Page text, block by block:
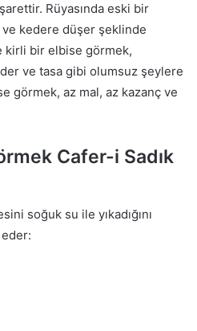
Rüyasında eski bir
ve kedere düşer şeklinde
kirli bir elbise görmek,
ve tasa gibi olumsuz şeylere
görmek, az mal, az kazanç ve
Cafer-i Sadık
soğuk su ile yıkadığını